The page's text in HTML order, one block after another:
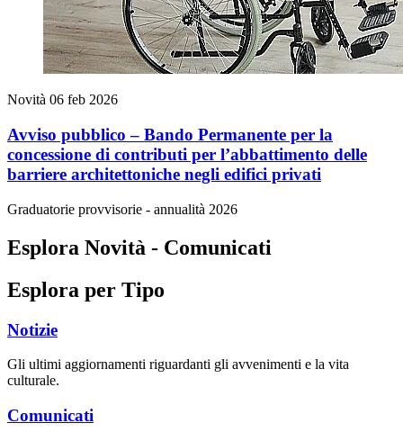
Novità 06 feb 2026
Avviso pubblico – Bando Permanente per la
concessione di contributi per l’abbattimento delle
barriere architettoniche negli edifici privati
Graduatorie provvisorie - annualità 2026
Esplora Novità - Comunicati
Esplora per Tipo
Notizie
Gli ultimi aggiornamenti riguardanti gli avvenimenti e la vita
culturale.
Comunicati